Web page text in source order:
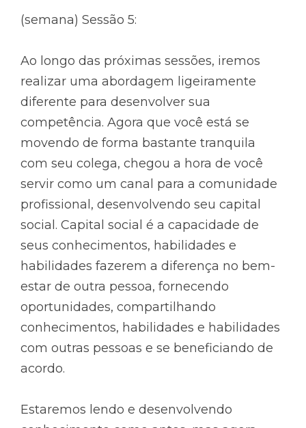
(semana) Sessão 5:
Ao longo das próximas sessões, iremos
realizar uma abordagem ligeiramente
diferente para desenvolver sua
competência. Agora que você está se
movendo de forma bastante tranquila
com seu colega, chegou a hora de você
servir como um canal para a comunidade
profissional, desenvolvendo seu capital
social. Capital social é a capacidade de
seus conhecimentos, habilidades e
habilidades fazerem a diferença no bem-
estar de outra pessoa, fornecendo
oportunidades, compartilhando
conhecimentos, habilidades e habilidades
com outras pessoas e se beneficiando de
acordo.
Estaremos lendo e desenvolvendo